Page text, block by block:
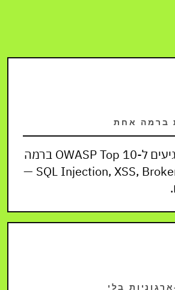
ברמה אחת
רוב האתרים פגיעים ל-OWASP Top 10 ברמה
כלשהי. SQL Injection, XSS, Broken Auth —
בלי